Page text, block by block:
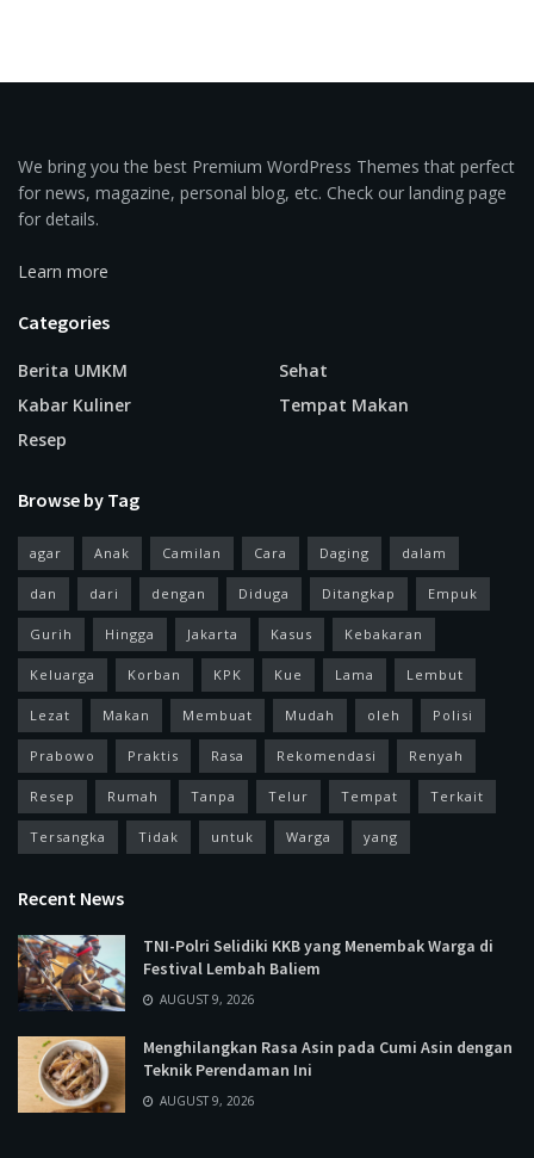
We bring you the best Premium WordPress Themes that perfect
for news, magazine, personal blog, etc. Check our landing page
for details.
Learn more
Categories
Berita UMKM
Kabar Kuliner
Resep
Sehat
Tempat Makan
Browse by Tag
agar Anak Camilan Cara Daging dalam
dan dari dengan Diduga Ditangkap Empuk
Gurih Hingga Jakarta Kasus Kebakaran
Keluarga Korban KPK Kue Lama Lembut
Lezat Makan Membuat Mudah oleh Polisi
Prabowo Praktis Rasa Rekomendasi Renyah
Resep Rumah Tanpa Telur Tempat Terkait
Tersangka Tidak untuk Warga yang
Recent News
TNI-Polri Selidiki KKB yang Menembak Warga di
Festival Lembah Baliem
AUGUST 9, 2026
Menghilangkan Rasa Asin pada Cumi Asin dengan
Teknik Perendaman Ini
AUGUST 9, 2026